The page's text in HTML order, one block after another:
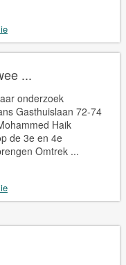
...
onderzoek
Gasthuislaan 72-74
Haik
de 3e en 4e
Omtrek ...